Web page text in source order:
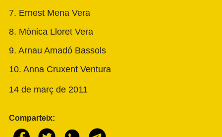
7. Ernest Mena Vera
8. Mònica Lloret Vera
9. Arnau Amadó Bassols
10. Anna Cruxent Ventura
14 de març de 2011
Comparteix: